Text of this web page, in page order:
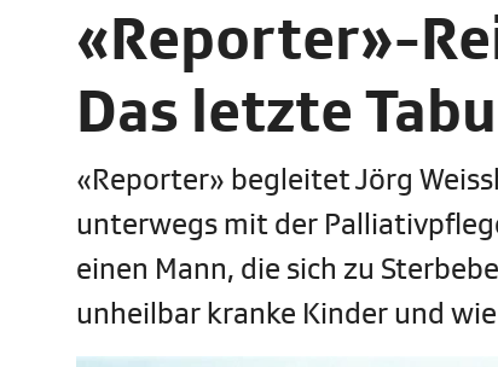
«Reporter»-
Das letzte
«Reporter» begleitet Jörg
unterwegs mit der
einen Mann, die sich zu
unheilbar kranke Kinder und